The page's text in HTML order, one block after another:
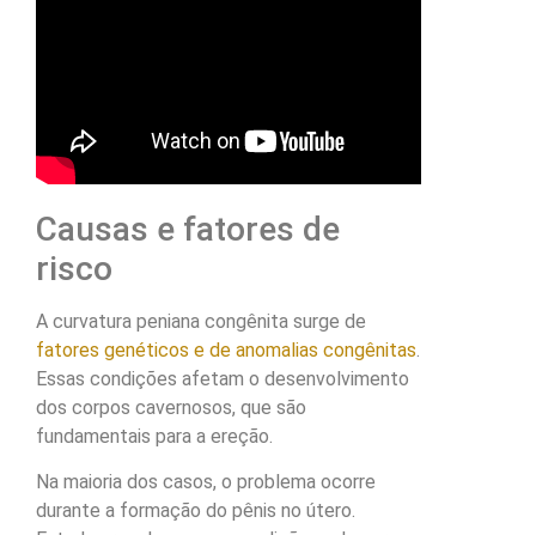
Causas e fatores de
risco
A curvatura peniana congênita surge de
fatores genéticos e de anomalias congênitas.
Essas condições afetam o desenvolvimento
dos corpos cavernosos, que são
fundamentais para a ereção.
Na maioria dos casos, o problema ocorre
durante a formação do pênis no útero.